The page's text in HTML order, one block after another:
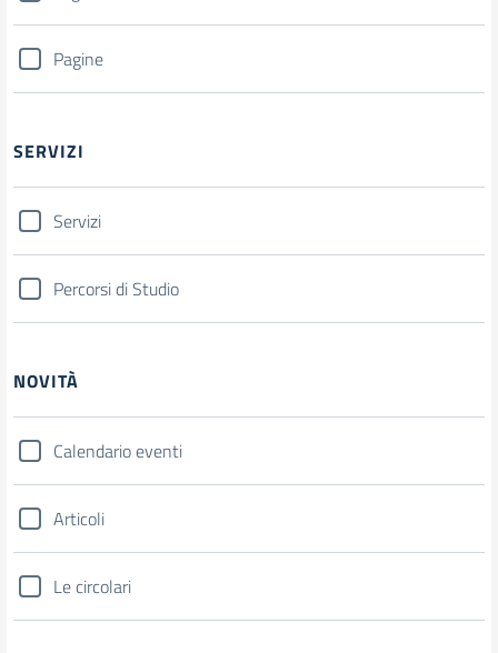
Pagine
SERVIZI
Servizi
Percorsi di Studio
NOVITÀ
Calendario eventi
Articoli
Le circolari